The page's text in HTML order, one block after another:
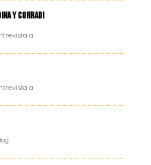
Y CONRADI
a
a